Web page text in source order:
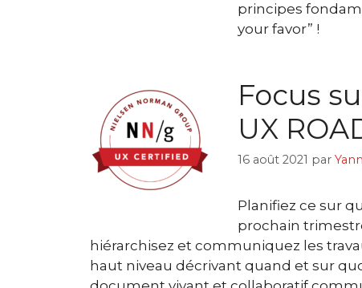
principes
your favor” !
Focus
UX
16 août 2021 par
Planifiez ce sur
prochain
hiérarchisez et communiquez les
haut niveau décrivant quand et sur